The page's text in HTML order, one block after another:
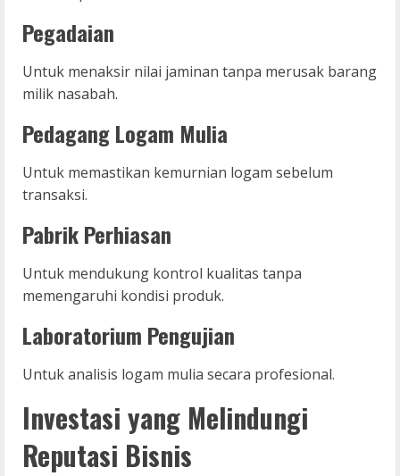
Pegadaian
Untuk menaksir nilai jaminan tanpa merusak barang
milik nasabah.
Pedagang Logam Mulia
Untuk memastikan kemurnian logam sebelum
transaksi.
Pabrik Perhiasan
Untuk mendukung kontrol kualitas tanpa
memengaruhi kondisi produk.
Laboratorium Pengujian
Untuk analisis logam mulia secara profesional.
Investasi yang Melindungi
Reputasi Bisnis